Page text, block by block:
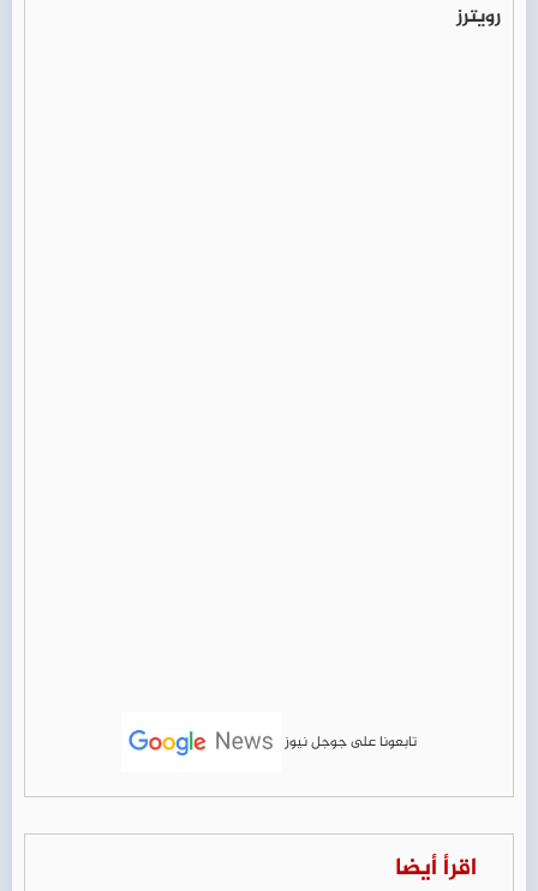
رويترز
تابعونا على جوجل نيوز
اقرأ أيضا